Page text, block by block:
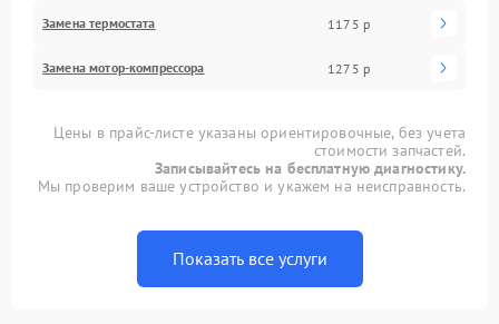
Замена термостата 1175 р
Замена мотор-компрессора 1275 р
Цены в прайс-листе указаны ориентировочные, без учета
стоимости запчастей.
Записывайтесь на бесплатную диагностику.
Мы проверим ваше устройство и укажем на неисправность.
Показать все услуги